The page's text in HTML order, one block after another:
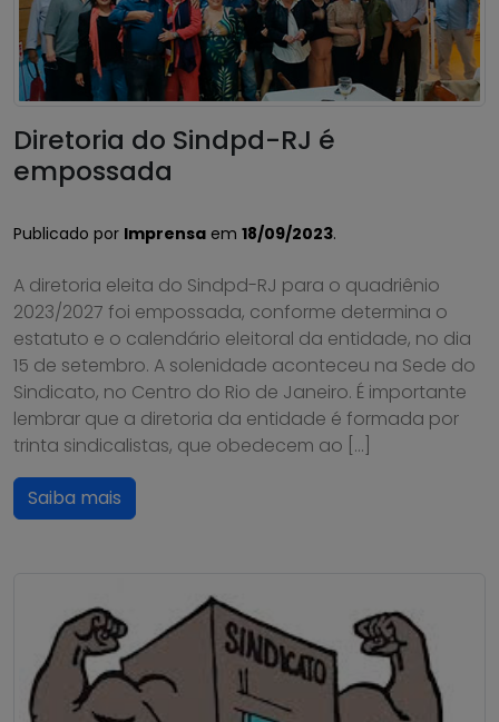
Diretoria do Sindpd-RJ é
empossada
Publicado por Imprensa em 18/09/2023.
A diretoria eleita do Sindpd-RJ para o quadriênio
2023/2027 foi empossada, conforme determina o
estatuto e o calendário eleitoral da entidade, no dia
15 de setembro. A solenidade aconteceu na Sede do
Sindicato, no Centro do Rio de Janeiro. É importante
lembrar que a diretoria da entidade é formada por
trinta sindicalistas, que obedecem ao […]
Saiba mais